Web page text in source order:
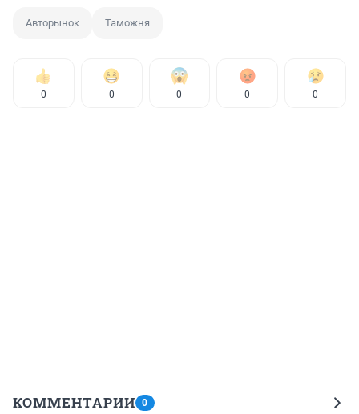
Авторынок Таможня
0 0 0 0 0
КОММЕНТАРИИ 0